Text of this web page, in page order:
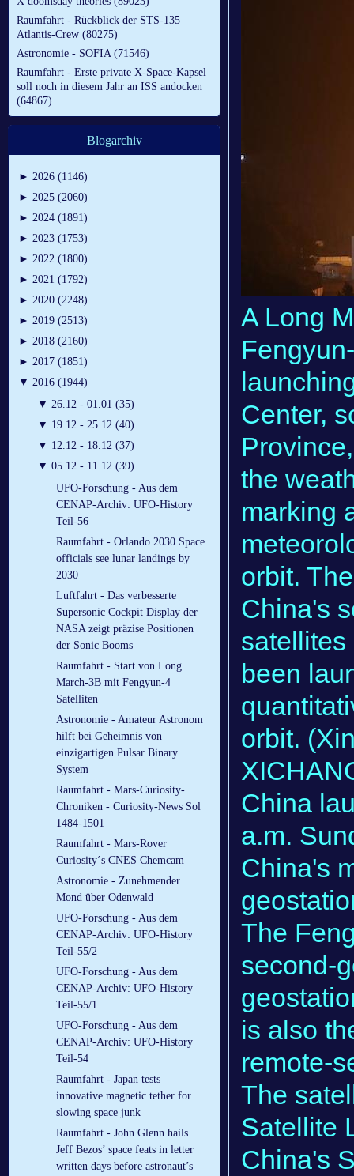
Raumfahrt - Rückblick der STS-135
Atlantis-Crew (80275)
Astronomie - SOFIA (71546)
Raumfahrt - Erste private X-Space-Kapsel
soll noch in diesem Jahr an ISS andocken
(64867)
Blogarchiv
► 2026 (1146)
► 2025 (2060)
► 2024 (1891)
► 2023 (1753)
► 2022 (1800)
► 2021 (1792)
► 2020 (2248)
► 2019 (2513)
► 2018 (2160)
► 2017 (1851)
▼ 2016 (1944)
▼ 26.12 - 01.01 (35)
▼ 19.12 - 25.12 (40)
▼ 12.12 - 18.12 (37)
▼ 05.12 - 11.12 (39)
UFO-Forschung - Aus dem
CENAP-Archiv: UFO-History
Teil-56
Raumfahrt - Orlando 2030 Space
officials see lunar landings by
2030
Luftfahrt - Das verbesserte
Supersonic Cockpit Display der
NASA zeigt präzise Positionen
der Sonic Booms
Raumfahrt - Start von Long
March-3B mit Fengyun-4
Satelliten
Astronomie - Amateur Astronom
hilft bei Geheimnis von
einzigartigen Pulsar Binary
System
Raumfahrt - Mars-Curiosity-
Chroniken - Curiosity-News Sol
1484-1501
Raumfahrt - Mars-Rover
Curiosity´s CNES Chemcam
Astronomie - Zunehmender
Mond über Odenwald
UFO-Forschung - Aus dem
CENAP-Archiv: UFO-History
Teil-55/2
UFO-Forschung - Aus dem
CENAP-Archiv: UFO-History
Teil-55/1
UFO-Forschung - Aus dem
CENAP-Archiv: UFO-History
Teil-54
Raumfahrt - Japan tests
innovative magnetic tether for
slowing space junk
Raumfahrt - John Glenn hails
Jeff Bezos’ space feats in letter
written days before astronaut’s
A Long
Center,
the
marking
orbit.
China's
satellites
been
orbit.
China
a.m.
China's
The
second-
is also
remote-
The
Satellite
China's